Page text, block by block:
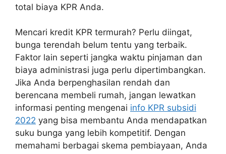
total biaya KPR Anda.
Mencari kredit KPR termurah? Perlu diingat,
bunga terendah belum tentu yang terbaik.
Faktor lain seperti jangka waktu pinjaman dan
biaya administrasi juga perlu dipertimbangkan.
Jika Anda berpenghasilan rendah dan
berencana membeli rumah, jangan lewatkan
informasi penting mengenai info KPR subsidi
2022 yang bisa membantu Anda mendapatkan
suku bunga yang lebih kompetitif. Dengan
memahami berbagai skema pembiayaan, Anda